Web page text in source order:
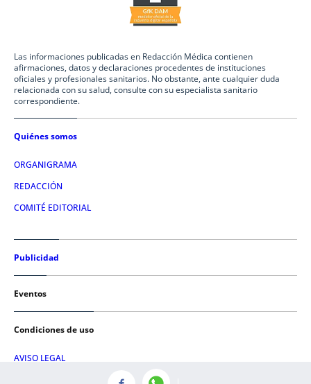
Las informaciones publicadas en Redacción Médica contienen
afirmaciones, datos y declaraciones procedentes de instituciones
oficiales y profesionales sanitarios. No obstante, ante cualquier duda
relacionada con su salud, consulte con su especialista sanitario
correspondiente.
Quiénes somos
ORGANIGRAMA
REDACCIÓN
COMITÉ EDITORIAL
Publicidad
Eventos
Condiciones de uso
AVISO LEGAL